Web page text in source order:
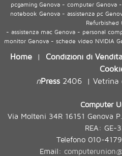
pcgaming Genova - computer
notebook Genova - assistenza pc
Refurbished
- assistenza mac Genova - personal
monitor Genova - schede video NVIDIA
Home | Condizioni di
nPress2406| Vetrina
Computer
Via Molteni 34R 16151 Genova
REA: GE-
Telefono 010-
Email: